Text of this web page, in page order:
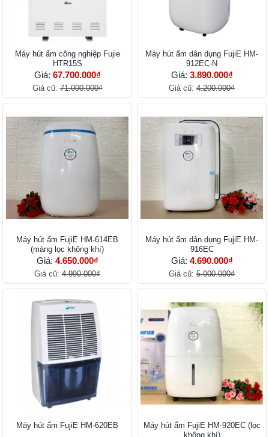
Máy hút ẩm công nghiệp Fujie
HTR15S
Giá: 67.700.000₫
Giá cũ:71.000.000₫
Máy hút ẩm dân dụng FujiE HM-
912EC-N
Giá: 3.890.000₫
Giá cũ: 4.200.000₫
Máy hút ẩm FujiE HM-614EB
(màng lọc không khí)
Giá: 4.650.000₫
Giá cũ: 4.990.000₫
Máy hút ẩm dân dụng FujiE HM-
916EC
Giá: 4.690.000₫
Giá cũ: 5.000.000₫
Máy hút ẩm FujiE HM-620EB
Máy hút ẩm FujiE HM-920EC (lọc
không khí)